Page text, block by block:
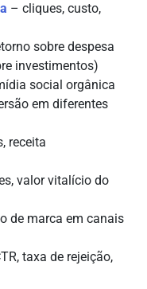
– cliques, custo,
sobre despesa
investimentos)
social orgânica
em diferentes
receita
valor vitalício do
de marca em canais
taxa de rejeição,